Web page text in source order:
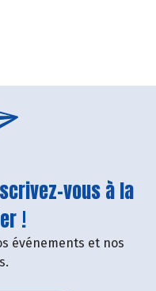
vous à la
!
événements et nos